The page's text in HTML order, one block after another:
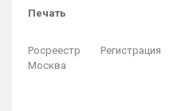
Печать
Росреестр Регистрация
Москва